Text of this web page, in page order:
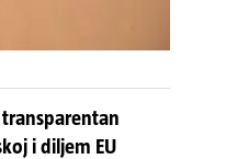
i diljem EU